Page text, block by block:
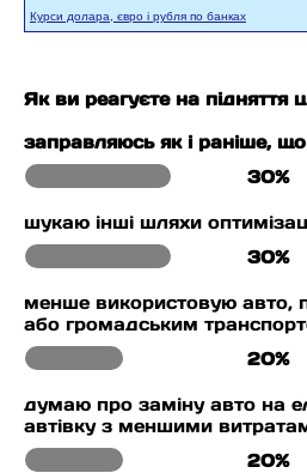
Курси долара, євро і рубля по банках
Як ви реагуєте на підняття
заправляюсь як і раніше,
30%
шукаю інші шляхи
30%
менше використовую авто,
або громадським
20%
думаю про заміну авто на
автівку з меншими
20%